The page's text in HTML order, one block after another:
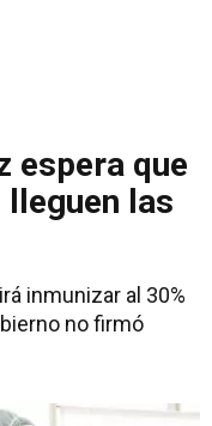
espera que
las
inmunizar al 30%
no firmó